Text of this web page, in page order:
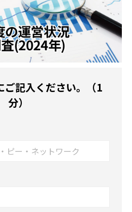
ご記入ください。（1
分）